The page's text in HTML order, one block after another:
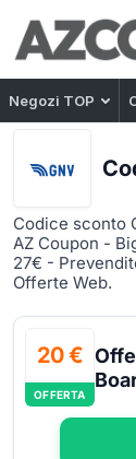
Negozi TOP
Codice sconto
AZ Coupon -
27€ -
Offerte Web.
20 €
OFFERTA